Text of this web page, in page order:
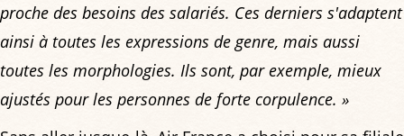
proche des besoins des salariés. Ces derniers s'adaptent
ainsi à toutes les expressions de genre, mais aussi
toutes les morphologies. Ils sont, par exemple, mieux
ajustés pour les personnes de forte corpulence. »